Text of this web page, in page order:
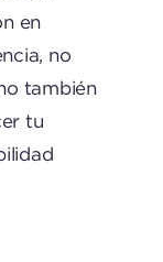
en
no
también
tu